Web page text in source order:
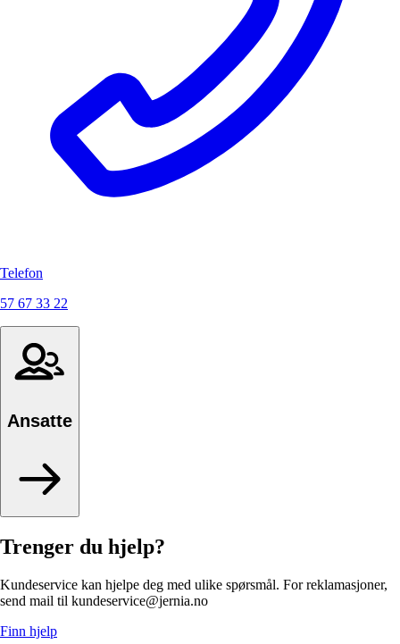
Telefon
57 67 33 22
Ansatte
Trenger du hjelp?
Kundeservice kan hjelpe deg med ulike spørsmål. For reklamasjoner,
send mail til kundeservice@jernia.no
Finn hjelp